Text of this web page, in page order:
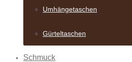
Umhängetaschen
Gürteltaschen
Schmuck